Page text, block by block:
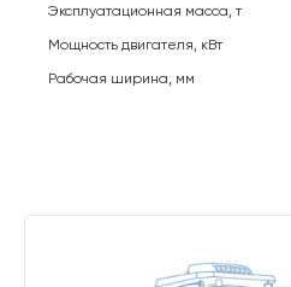
Эксплуатационная масса, т
Мощность двигателя, кВт
Рабочая ширина, мм